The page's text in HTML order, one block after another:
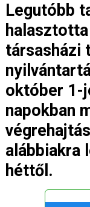
Legutóbb
társasházi
október 1-
napokban
alábbiakra
héttől.